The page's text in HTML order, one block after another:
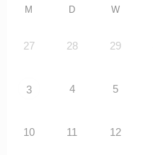
M D W
27 28 29
3 4 5
10 11 12